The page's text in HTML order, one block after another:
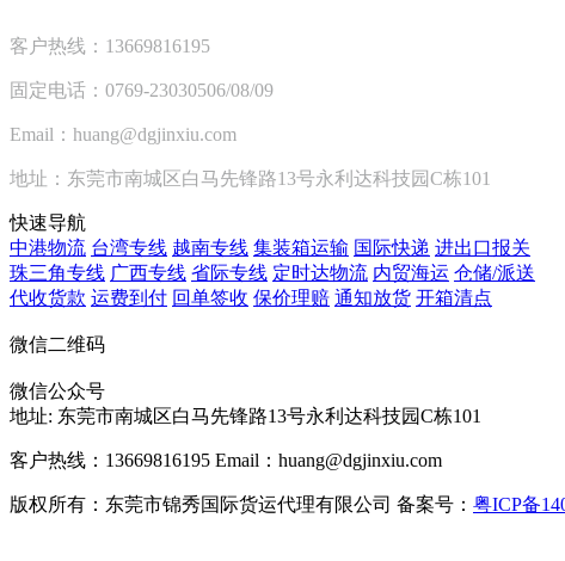
客户热线：13669816195
固定电话：0769-23030506/08/09
Email：huang@dgjinxiu.com
地址：东莞市南城区白马先锋路13号永利达科技园C栋101
快速导航
中港物流 台湾专线 越南专线 集装箱运输 国际快递 进出口报关
珠三角专线 广西专线 省际专线 定时达物流 内贸海运 仓储/派送
代收货款 运费到付 回单签收 保价理赔 通知放货 开箱清点
微信二维码
微信公众号
地址: 东莞市南城区白马先锋路13号永利达科技园C栋101
客户热线：13669816195 Email：huang@dgjinxiu.com
版权所有：东莞市锦秀国际货运代理有限公司 备案号： 粤ICP备